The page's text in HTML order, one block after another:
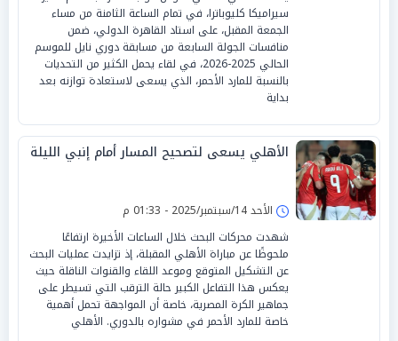
سيراميكا كليوباترا، في تمام الساعة الثامنة من مساء
الجمعة المقبل، على استاد القاهرة الدولي، ضمن
منافسات الجولة السابعة من مسابقة دوري نايل للموسم
الحالي 2025-2026، في لقاء يحمل الكثير من التحديات
بالنسبة للمارد الأحمر، الذي يسعى لاستعادة توازنه بعد
بداية
الأهلي يسعى لتصحيح المسار أمام إنبي الليلة
الأحد 14/سبتمبر/2025 - 01:33 م
شهدت محركات البحث خلال الساعات الأخيرة ارتفاعًا
ملحوظًا عن مباراة الأهلي المقبلة، إذ تزايدت عمليات البحث
عن التشكيل المتوقع وموعد اللقاء والقنوات الناقلة حيث
يعكس هذا التفاعل الكبير حالة الترقب التي تسيطر على
جماهير الكرة المصرية، خاصة أن المواجهة تحمل أهمية
خاصة للمارد الأحمر في مشواره بالدوري. الأهلي